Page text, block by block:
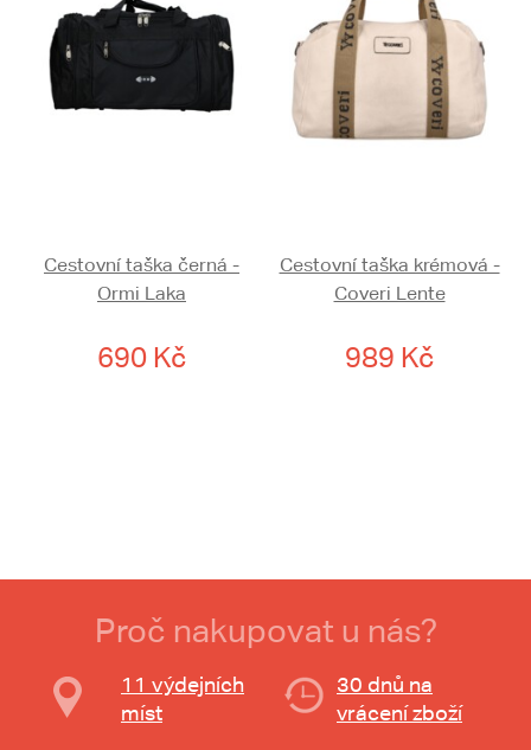
Cestovní taška černá -
Ormi Laka
690 Kč
Cestovní taška krémová -
Coveri Lente
989 Kč
Proč nakupovat u nás?
11 výdejních
míst
30 dnů na
vrácení zboží